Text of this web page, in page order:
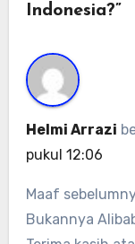
Indonesia?”
Helmi Arrazi
pukul 12:06
Maaf
Bukannya